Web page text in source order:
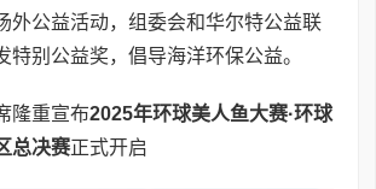
外公益活动，组委会和华尔特公益联
特别公益奖，倡导海洋环保公益。
隆重宣布2025年环球美人鱼大赛·环球
总决赛正式开启